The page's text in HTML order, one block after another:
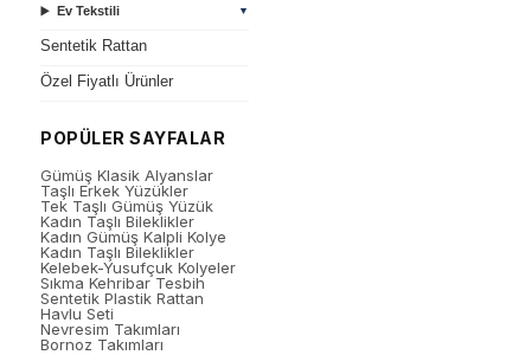
Ev Tekstili ▼
Sentetik Rattan
Özel Fiyatlı Ürünler
POPÜLER SAYFALAR
Gümüş Klasik Alyanslar
Taşlı Erkek Yüzükler
Tek Taşlı Gümüş Yüzük
Kadın Taşlı Bileklikler
Kadın Gümüş Kalpli Kolye
Kadın Taşlı Bileklikler
Kelebek-Yusufçuk Kolyeler
Sıkma Kehribar Tesbih
Sentetik Plastik Rattan
Havlu Seti
Nevresim Takımları
Bornoz Takımları